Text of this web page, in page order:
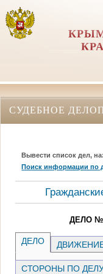
СУДЕБНОЕ
Вывести список дел,
Поиск информации по
ДЕЛО №
ДЕЛО
СТОРОНЫ ПО